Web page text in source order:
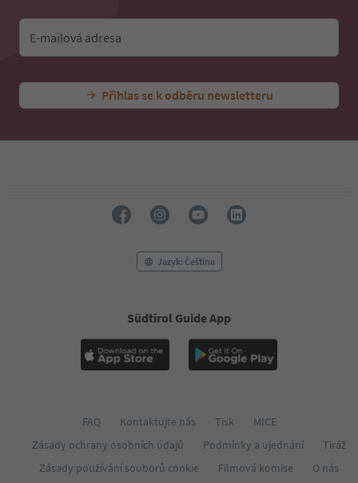
E-mailová adresa
Přihlas se k odběru newsletteru
Jazyk: Čeština
Südtirol Guide App
FAQ Kontaktujte nás Tisk
MICE
Zásady ochrany osobních údajů
Podmínky a ujednání
Tiráž
Zásady používání souborů cookie
Filmová komise
O nás